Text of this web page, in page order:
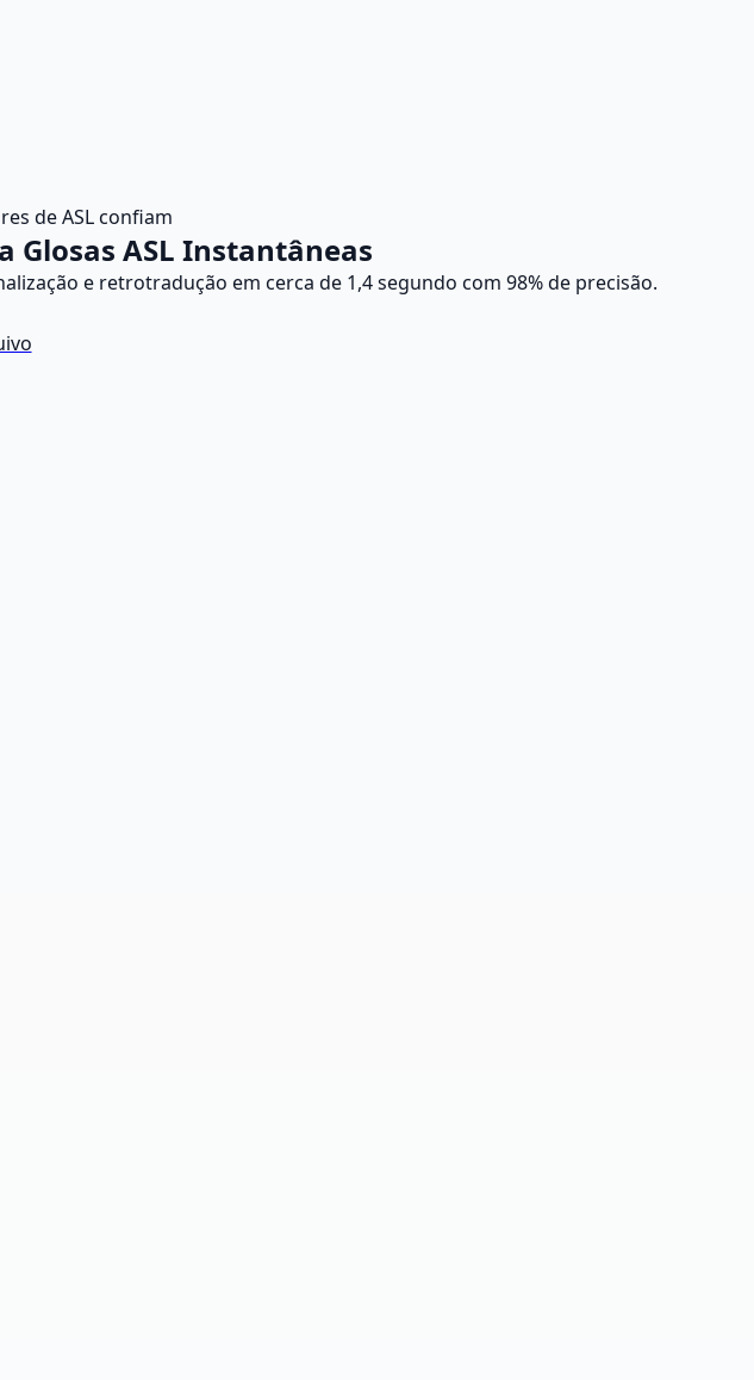
de ASL confiam
Glosas ASL Instantâneas
e retrotradução em cerca de 1,4 segundo com 98% de precisão.